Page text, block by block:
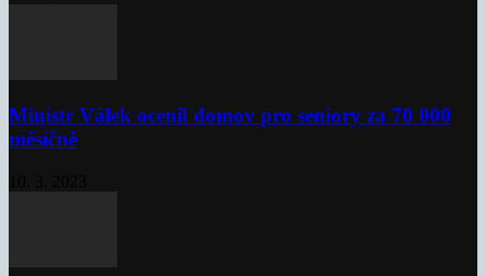
Ministr Válek ocenil domov pro seniory za 70 000
měsíčně